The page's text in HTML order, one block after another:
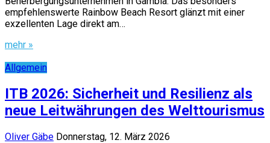
empfehlenswerte Rainbow Beach Resort glänzt mit einer
exzellenten Lage direkt am…
mehr »
Allgemein
ITB 2026: Sicherheit und Resilienz als
neue Leitwährungen des Welttourismus
Oliver Gäbe Donnerstag, 12. März 2026